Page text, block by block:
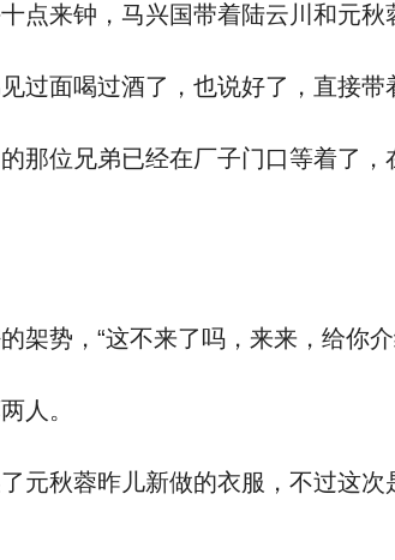
来钟，马兴国带着陆云川和元秋
面喝过酒了，也说好了，直接带
位兄弟已经在厂子门口等着了
势，“这不来了吗，来来，给你介
人。
秋蓉昨儿新做的衣服，不过这